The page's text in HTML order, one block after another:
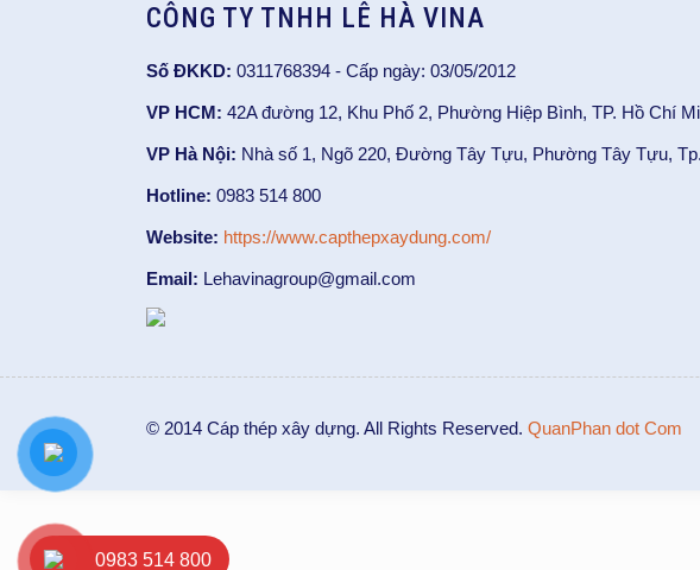
CÔNG TY TNHH LÊ HÀ VINA
Số ĐKKD: 0311768394 - Cấp ngày: 03/05/2012
VP HCM: 42A đường 12, Khu Phố 2, Phường Hiệp Bình, TP. Hồ Chí
VP Hà Nội: Nhà số 1, Ngõ 220, Đường Tây Tựu, Phường Tây Tựu,
Hotline: 0983 514 800
Website: https://www.capthepxaydung.com/
Email: Lehavinagroup@gmail.com
© 2014 Cáp thép xây dựng. All Rights Reserved.QuanPhan dot Com
0983 514 800